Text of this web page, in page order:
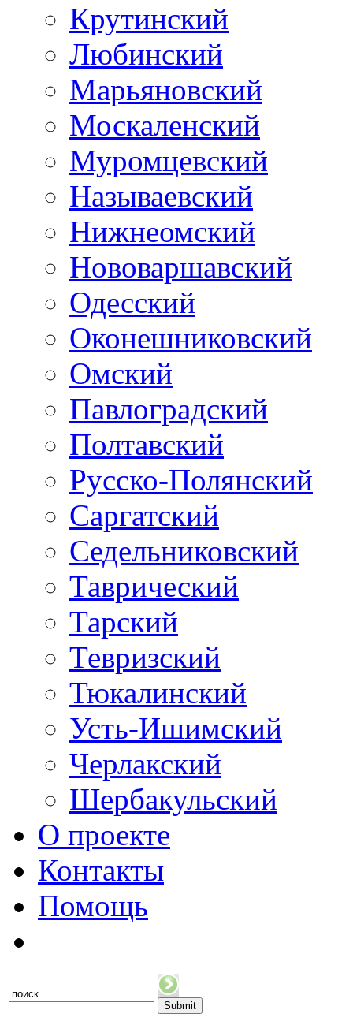
Крутинский
Любинский
Марьяновский
Москаленский
Муромцевский
Называевский
Нижнеомский
Нововаршавский
Одесский
Оконешниковский
Омский
Павлоградский
Полтавский
Русско-Полянский
Саргатский
Седельниковский
Таврический
Тарский
Тевризский
Тюкалинский
Усть-Ишимский
Черлакский
Шербакульский
О проекте
Контакты
Помощь